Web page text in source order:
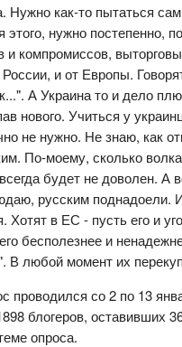
Нужно как-то пытаться
нужно постепенно,
и компромиссов,
и от Европы.
А Украина то и дело
нового. Учиться у
не нужно. Не знаю, как
По-моему, сколько
будет не доволен. А
русским поднадоели.
Хотят в ЕС - пусть его и
бесполезнее и
В любой момент их
проводился со 2 по 13
блогеров, оставивших
опроса.